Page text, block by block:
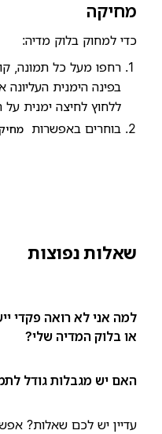
מחיקה
כדי למחוק בלוק מדיה:
רחפו מעל כל תמונה,
בפינה הימנית העליונה
ללחוץ לחיצה ימנית על
בוחרים באפשרות
שאלות נפוצות
למה אני לא רואה פקדי
או בלוק המדיה שלי?
האם יש מגבלות גודל
עדיין יש לכם שאלות?